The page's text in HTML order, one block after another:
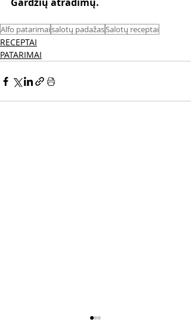
Alfo patarimaisalotų padažasSalotų receptai
RECEPTAI
PATARIMAI